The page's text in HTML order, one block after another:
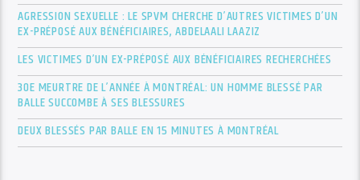
AGRESSION SEXUELLE : LE SPVM CHERCHE D’AUTRES VICTIMES D’UN
EX-PRÉPOSÉ AUX BÉNÉFICIAIRES, ABDELAALI LAAZIZ
LES VICTIMES D’UN EX-PRÉPOSÉ AUX BÉNÉFICIAIRES RECHERCHÉES
30E MEURTRE DE L’ANNÉE À MONTRÉAL: UN HOMME BLESSÉ PAR
BALLE SUCCOMBE À SES BLESSURES
DEUX BLESSÉS PAR BALLE EN 15 MINUTES À MONTRÉAL